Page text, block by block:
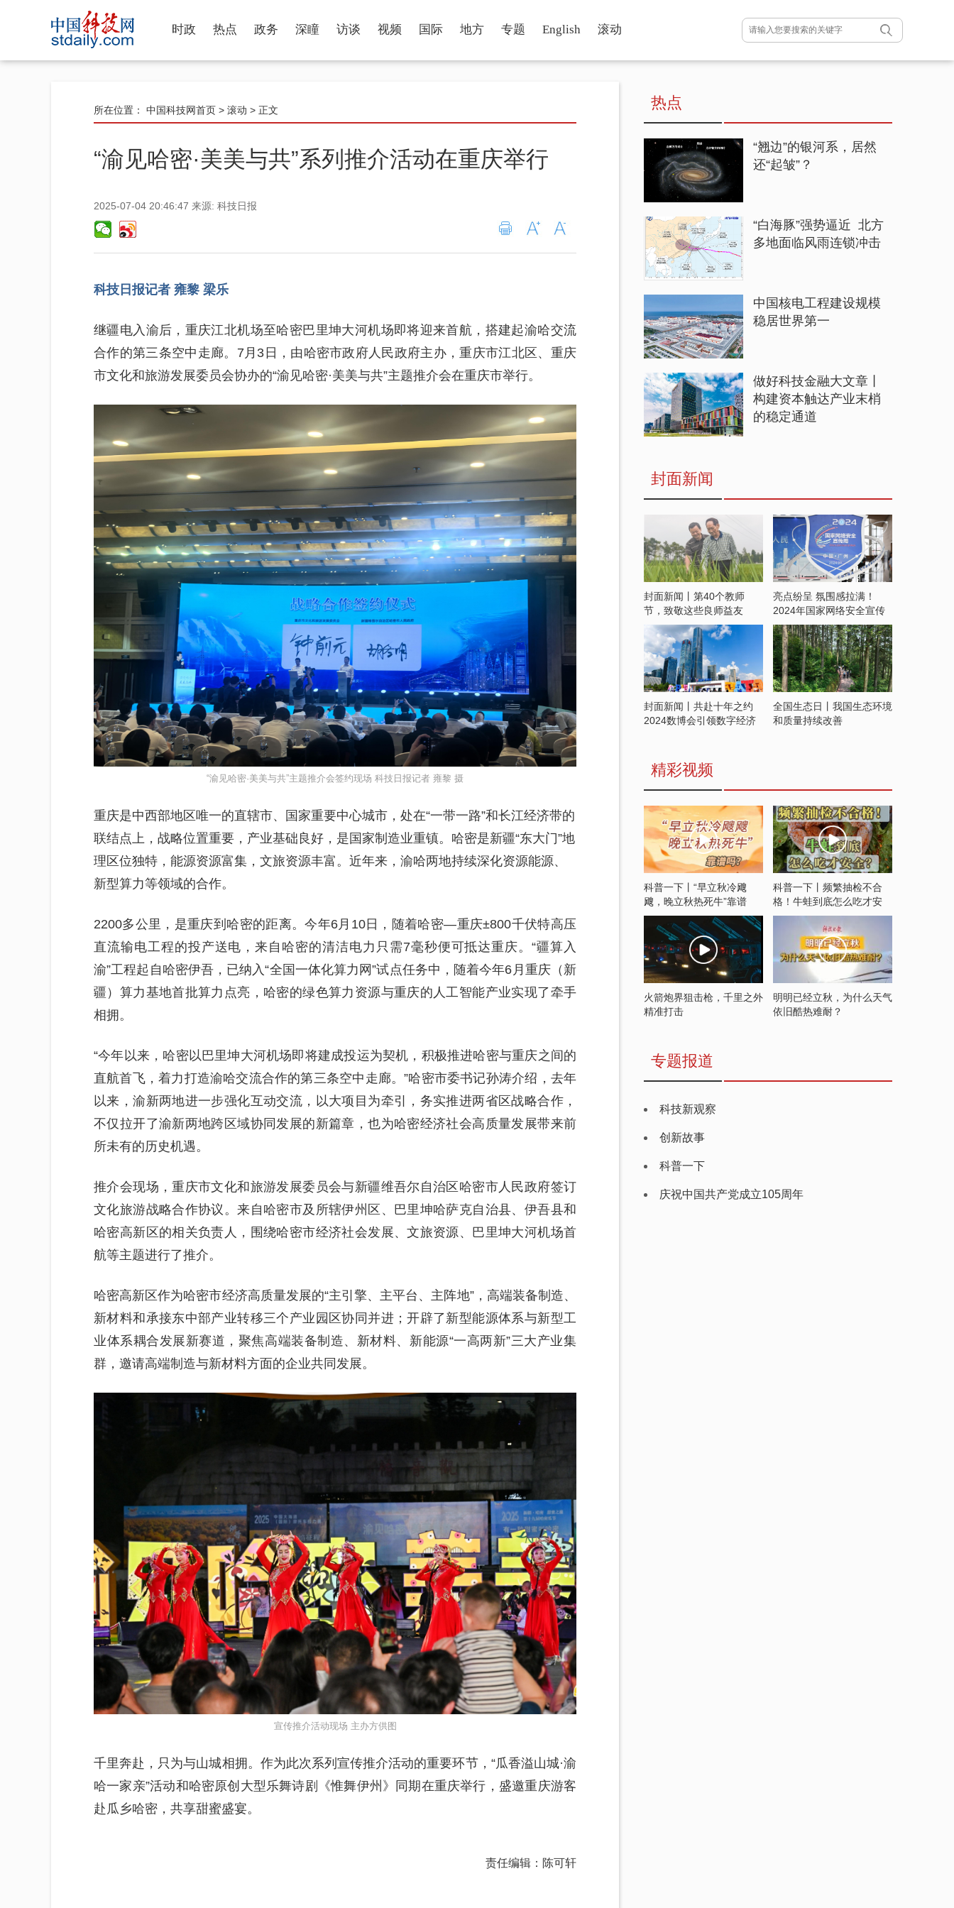
时政 热点 政务 深瞳 访谈 视频 国际 地方 专题 English 滚动
所在位置： 中国科技网首页 > 滚动 > 正文
“渝见哈密·美美与共”系列推介活动在重庆举行
2025-07-04 20:46:47 来源: 科技日报
科技日报记者 雍黎 梁乐
继疆电入渝后，重庆江北机场至哈密巴里坤大河机场即将迎来首航，搭建起渝哈交流
合作的第三条空中走廊。7月3日，由哈密市政府人民政府主办，重庆市江北区、重庆
市文化和旅游发展委员会协办的“渝见哈密·美美与共”主题推介会在重庆市举行。
“渝见哈密·美美与共”主题推介会签约现场 科技日报记者 雍黎 摄
重庆是中西部地区唯一的直辖市、国家重要中心城市，处在“一带一路”和长江经济带的
联结点上，战略位置重要，产业基础良好，是国家制造业重镇。哈密是新疆“东大门”地
理区位独特，能源资源富集，文旅资源丰富。近年来，渝哈两地持续深化资源能源、
新型算力等领域的合作。
2200多公里，是重庆到哈密的距离。今年6月10日，随着哈密—重庆±800千伏特高压
直流输电工程的投产送电，来自哈密的清洁电力只需7毫秒便可抵达重庆。“疆算入
渝”工程起自哈密伊吾，已纳入“全国一体化算力网”试点任务中，随着今年6月重庆（新
疆）算力基地首批算力点亮，哈密的绿色算力资源与重庆的人工智能产业实现了牵手
相拥。
“今年以来，哈密以巴里坤大河机场即将建成投运为契机，积极推进哈密与重庆之间的
直航首飞，着力打造渝哈交流合作的第三条空中走廊。”哈密市委书记孙涛介绍，去年
以来，渝新两地进一步强化互动交流，以大项目为牵引，务实推进两省区战略合作，
不仅拉开了渝新两地跨区域协同发展的新篇章，也为哈密经济社会高质量发展带来前
所未有的历史机遇。
推介会现场，重庆市文化和旅游发展委员会与新疆维吾尔自治区哈密市人民政府签订
文化旅游战略合作协议。来自哈密市及所辖伊州区、巴里坤哈萨克自治县、伊吾县和
哈密高新区的相关负责人，围绕哈密市经济社会发展、文旅资源、巴里坤大河机场首
航等主题进行了推介。
哈密高新区作为哈密市经济高质量发展的“主引擎、主平台、主阵地”，高端装备制造、
新材料和承接东中部产业转移三个产业园区协同并进；开辟了新型能源体系与新型工
业体系耦合发展新赛道，聚焦高端装备制造、新材料、新能源“一高两新”三大产业集
群，邀请高端制造与新材料方面的企业共同发展。
宣传推介活动现场 主办方供图
千里奔赴，只为与山城相拥。作为此次系列宣传推介活动的重要环节，“瓜香溢山城·渝
哈一家亲”活动和哈密原创大型乐舞诗剧《惟舞伊州》同期在重庆举行，盛邀重庆游客
赴瓜乡哈密，共享甜蜜盛宴。
责任编辑：陈可轩
热点
“翘边”的银河系，居然
还“起皱”？
“白海豚”强势逼近 北方
多地面临风雨连锁冲击
中国核电工程建设规模
稳居世界第一
做好科技金融大文章丨
构建资本触达产业末梢
的稳定通道
封面新闻
封面新闻丨第40个教师
节，致敬这些良师益友
亮点纷呈 氛围感拉满！
2024年国家网络安全宣传
周开启
封面新闻丨共赴十年之约
2024数博会引领数字经济
全国生态日丨我国生态环境
和质量持续改善
精彩视频
科普一下丨“早立秋冷飕
飕，晚立秋热死牛”靠谱
吗？
科普一下丨频繁抽检不合
格！牛蛙到底怎么吃才安
全？
火箭炮界狙击枪，千里之外
精准打击
明明已经立秋，为什么天气
依旧酷热难耐？
专题报道
科技新观察
创新故事
科普一下
庆祝中国共产党成立105周年